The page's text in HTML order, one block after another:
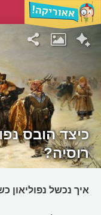
כיצד הובס
רוסיה?
איך נכשל נפוליאון